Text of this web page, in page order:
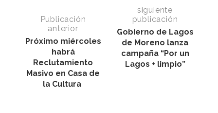
Publicación
anterior
Próximo miércoles
habrá
Reclutamiento
Masivo en Casa de
la Cultura
siguiente
publicación
Gobierno de Lagos
de Moreno lanza
campaña “Por un
Lagos + limpio”